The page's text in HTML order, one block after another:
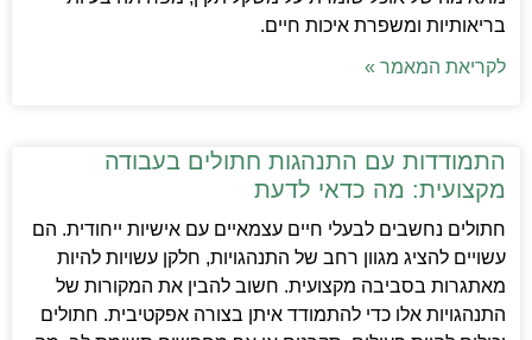
בריאותיות ומשפרת איכות חיים.
לקריאת המאמר »
התמודדות עם התנהגות חתולים בעבודה
מקצועית: מה כדאי לדעת
חתולים נחשבים לבעלי חיים עצמאיים עם אישיות ייחודית. הם
עשויים להציג מגוון רחב של התנהגויות, חלקן עשויות להיות
מאתגרות בסביבה מקצועית. חשוב להבין את המקורות של
התנהגויות אלו כדי להתמודד איתן בצורה אפקטיבית. חתולים